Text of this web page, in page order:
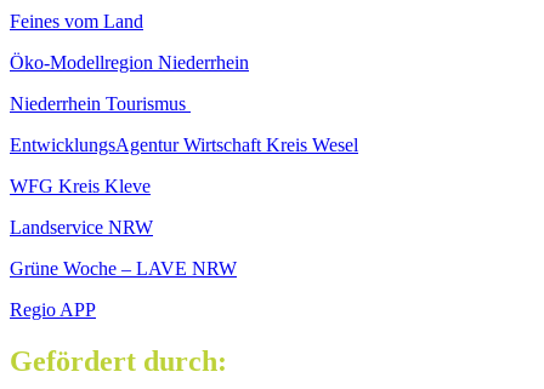
Feines vom Land
Öko-Modellregion Niederrhein
Niederrhein Tourismus
EntwicklungsAgentur Wirtschaft Kreis Wesel
WFG Kreis Kleve
Landservice NRW
Grüne Woche – LAVE NRW
Regio APP
Gefördert durch: